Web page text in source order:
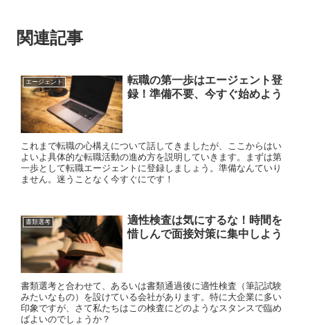
関連記事
エージェント
転職の第一歩はエージェント登
録！準備不要、今すぐ始めよう
これまで転職の心構えについて話してきましたが、ここからはい
よいよ具体的な転職活動の進め方を説明していきます。まずは第
一歩として転職エージェントに登録しましょう。準備なんていり
ません。迷うことなく今すぐにです！
書類選考
適性検査は気にするな！時間を
惜しんで面接対策に集中しよう
書類選考と合わせて、あるいは書類通過後に適性検査（筆記試験
みたいなもの）を設けている会社があります。特に大企業に多い
印象ですが、さて私たちはこの検査にどのようなスタンスで臨め
ばよいのでしょうか？